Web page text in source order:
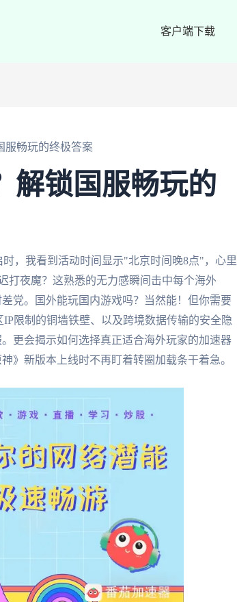
客户端下载
服畅玩的终极答案
解锁国服畅玩的
，我看到活动时间显示"北京时间晚8点"，心里
夜魔？这熟悉的无力感瞬间击中每个海外
党。国外能玩国内游戏吗？当然能！但你需要
限制的铜墙铁壁、以及跨境数据传输的安全隐
更会揭示如何选择真正适合海外玩家的加速器
》新版本上线时不再盯着转圈加载条干着急。